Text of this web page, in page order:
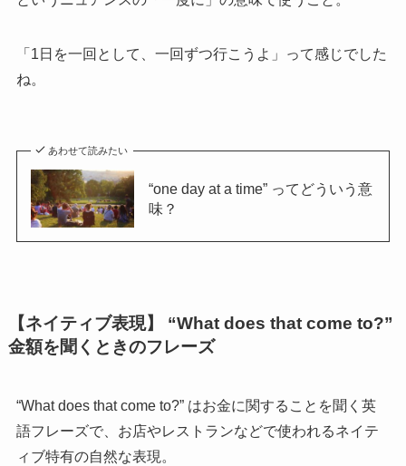
「1日を一回として、一回ずつ行こうよ」って感じでした
ね。
あわせて読みたい
“one day at a time” ってどういう意
味？
【ネイティブ表現】 “What does that come to?”
金額を聞くときのフレーズ
“What does that come to?” はお金に関することを聞く英
語フレーズで、お店やレストランなどで使われるネイテ
ィブ特有の自然な表現。